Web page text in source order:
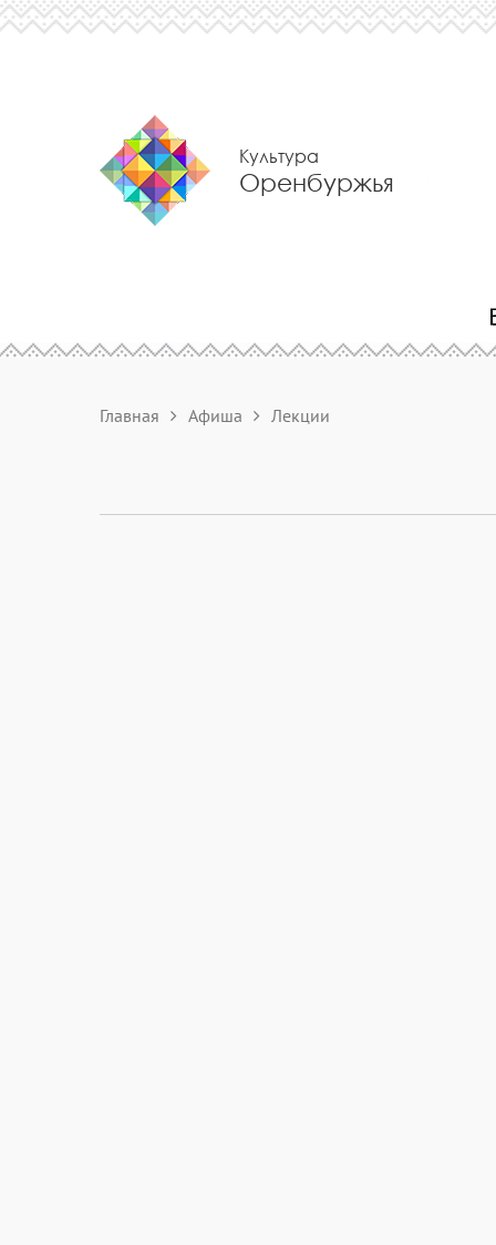
Культура
Оренбуржья
Главная Афиша Лекции